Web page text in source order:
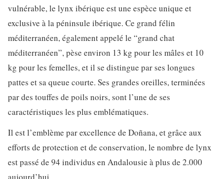
vulnérable, le lynx ibérique est une espèce unique et
exclusive à la péninsule ibérique. Ce grand félin
méditerranéen, également appelé le “grand chat
méditerranéen”, pèse environ 13 kg pour les mâles et 10
kg pour les femelles, et il se distingue par ses longues
pattes et sa queue courte. Ses grandes oreilles, terminées
par des touffes de poils noirs, sont l’une de ses
caractéristiques les plus emblématiques.
Il est l’emblème par excellence de Doñana, et grâce aux
efforts de protection et de conservation, le nombre de lynx
est passé de 94 individus en Andalousie à plus de 2.000